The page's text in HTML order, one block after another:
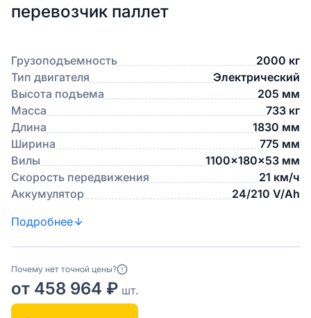
перевозчик паллет
Грузоподъемность
2000 кг
Тип двигателя
Электрический
Высота подъема
205 мм
Масса
733 кг
Длина
1830 мм
Ширина
775 мм
Вилы
1100x180x53 мм
Скорость передвижения
21 км/ч
Аккумулятор
24/210 V/Ah
Подробнее
Почему нет точной цены?
от 458 964 ₽ шт.